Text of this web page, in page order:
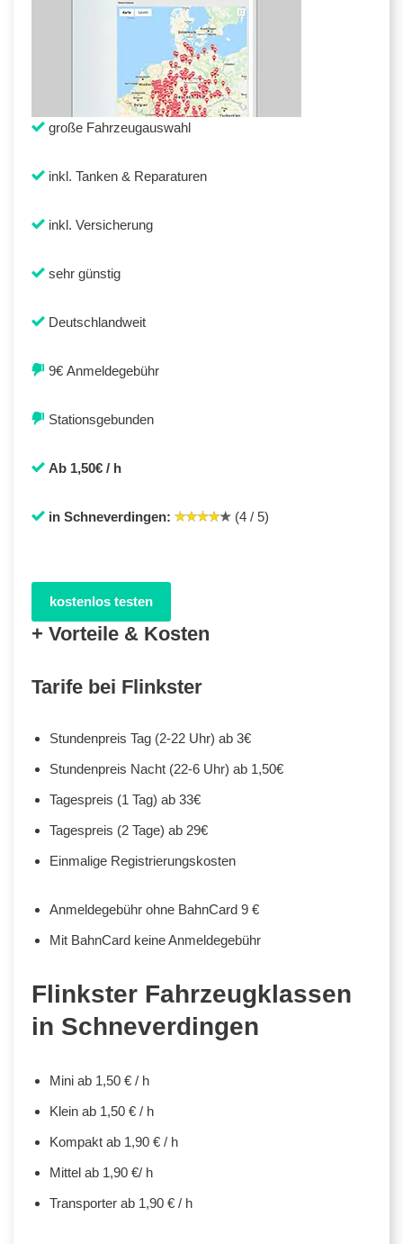
große Fahrzeugauswahl
inkl. Tanken & Reparaturen
inkl. Versicherung
sehr günstig
Deutschlandweit
9€ Anmeldegebühr
Stationsgebunden
Ab 1,50€ / h
in Schneverdingen: (4 / 5)
kostenlos testen
+ Vorteile & Kosten
Tarife bei Flinkster
Stundenpreis Tag (2-22 Uhr) ab 3€
Stundenpreis Nacht (22-6 Uhr) ab 1,50€
Tagespreis (1 Tag) ab 33€
Tagespreis (2 Tage) ab 29€
Einmalige Registrierungskosten
Anmeldegebühr ohne BahnCard 9 €
Mit BahnCard keine Anmeldegebühr
Flinkster Fahrzeugklassen
in Schneverdingen
Mini ab 1,50 € / h
Klein ab 1,50 € / h
Kompakt ab 1,90 € / h
Mittel ab 1,90 €/ h
Transporter ab 1,90 € / h